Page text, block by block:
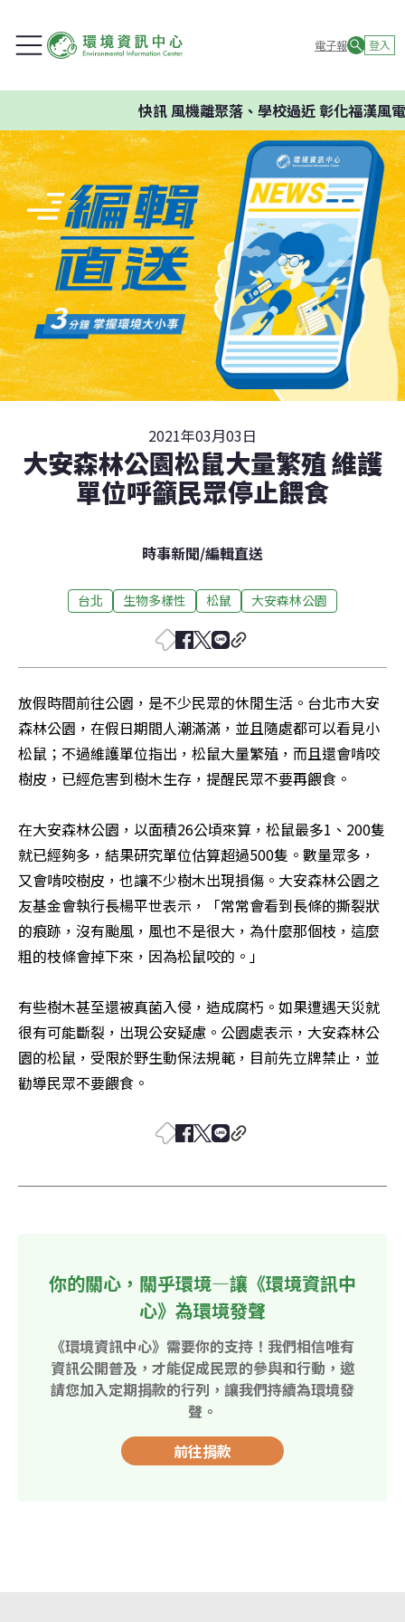
電子報 登入
快訊風機離聚落、學校過近 彰化福漢風電
2021年03月03日
大安森林公園松鼠大量繁殖 維護
單位呼籲民眾停止餵食
時事新聞/編輯直送
台北 生物多樣性 松鼠 大安森林公園
放假時間前往公園，是不少民眾的休閒生活。台北市大安
森林公園，在假日期間人潮滿滿，並且隨處都可以看見小
松鼠；不過維護單位指出，松鼠大量繁殖，而且還會啃咬
樹皮，已經危害到樹木生存，提醒民眾不要再餵食。
在大安森林公園，以面積26公頃來算，松鼠最多1、200隻
就已經夠多，結果研究單位估算超過500隻。數量眾多，
又會啃咬樹皮，也讓不少樹木出現損傷。大安森林公園之
友基金會執行長楊平世表示，「常常會看到長條的撕裂狀
的痕跡，沒有颱風，風也不是很大，為什麼那個枝，這麼
粗的枝條會掉下來，因為松鼠咬的。」
有些樹木甚至還被真菌入侵，造成腐朽。如果遭遇天災就
很有可能斷裂，出現公安疑慮。公園處表示，大安森林公
園的松鼠，受限於野生動保法規範，目前先立牌禁止，並
勸導民眾不要餵食。
你的關心，關乎環境—讓《環境資訊中
心》為環境發聲
《環境資訊中心》需要你的支持！我們相信唯有
資訊公開普及，才能促成民眾的參與和行動，邀
請您加入定期捐款的行列，讓我們持續為環境發
聲。
前往捐款